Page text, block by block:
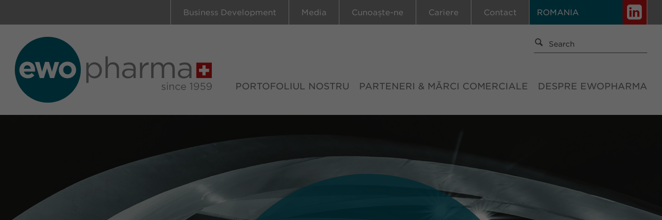
ROMANIA
Business Development Media Cunoaște-ne Cariere Contact
PORTOFOLIUL NOSTRU PARTENERI & MĂRCI COMERCIALE DESPRE EWOPHARMA